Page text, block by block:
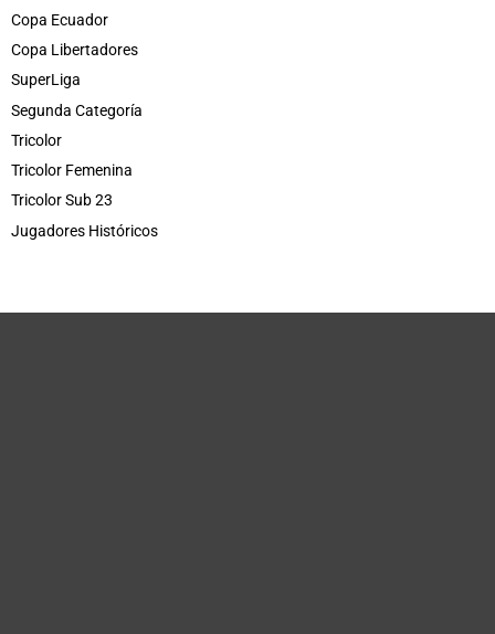
Copa Ecuador
Copa Libertadores
SuperLiga
Segunda Categoría
Tricolor
Tricolor Femenina
Tricolor Sub 23
Jugadores Históricos